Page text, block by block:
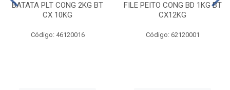
BATATA PLT CONG 2KG BT
CX 10KG
Código: 46120016
FILE PEITO CONG BD 1KG BT
CX12KG
Código: 62120001